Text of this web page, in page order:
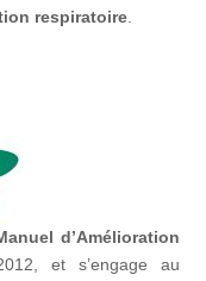
respiratoire
d’Amélioration
et s’engage au